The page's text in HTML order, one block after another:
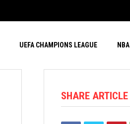
UEFA CHAMPIONS LEAGUE NBA
SHARE ARTICLE